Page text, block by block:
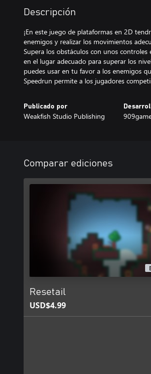
Descripción
¡En este juego de plataformas en 2D
enemigos y realizar los movimientos
Supera los obstáculos con unos
en el lugar adecuado para superar los
puedes usar en tu favor a los enemigos
Speedrun permite a los jugadores
Publicado por
Weakfish Studio Publishing
Comparar ediciones
Resetail
USD$4.99